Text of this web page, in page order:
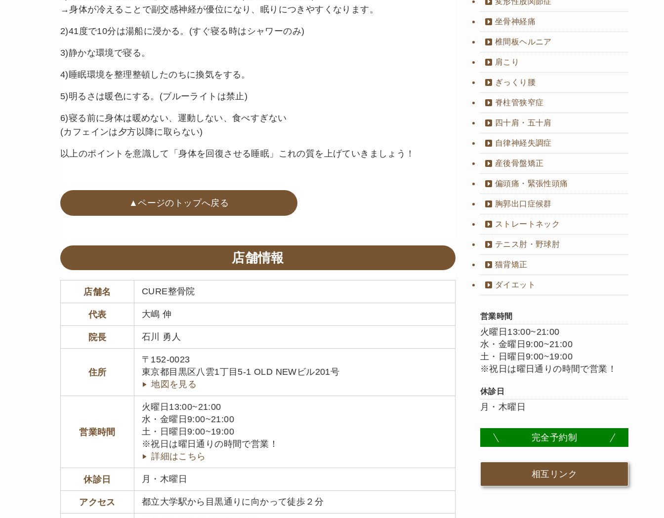
→身体が冷えることで副交感神経が優位になり、眠りにつきやすくなります。
2)41度で10分は湯船に浸かる。(すぐ寝る時はシャワーのみ)
3)静かな環境で寝る。
4)睡眠環境を整理整頓したのちに換気をする。
5)明るさは暖色にする。(ブルーライトは禁止)
6)寝る前に身体は暖めない、運動しない、食べすぎない
(カフェインは夕方以降に取らない)
以上のポイントを意識して「身体を回復させる睡眠」これの質を上げていきましょう！
▲ページのトップへ戻る
店舗情報
店舗名 CURE整骨院
代表 大嶋 伸
院長 石川 勇人
住所
〒152-0023
東京都目黒区八雲1丁目5-1 OLD NEWビル201号
地図を見る
営業時間
火曜日13:00~21:00
水・金曜日9:00~21:00
土・日曜日9:00~19:00
※祝日は曜日通りの時間で営業！
詳細はこちら
休診日 月・木曜日
アクセス 都立大学駅から目黒通りに向かって徒歩２分
坐骨神経痛
椎間板ヘルニア
肩こり
ぎっくり腰
脊柱管狭窄症
四十肩・五十肩
自律神経失調症
産後骨盤矯正
偏頭痛・緊張性頭痛
胸郭出口症候群
ストレートネック
テニス肘・野球肘
猫背矯正
ダイエット
営業時間
火曜日13:00~21:00
水・金曜日9:00~21:00
土・日曜日9:00~19:00
※祝日は曜日通りの時間で営業！
休診日
月・木曜日
完全予約制
相互リンク